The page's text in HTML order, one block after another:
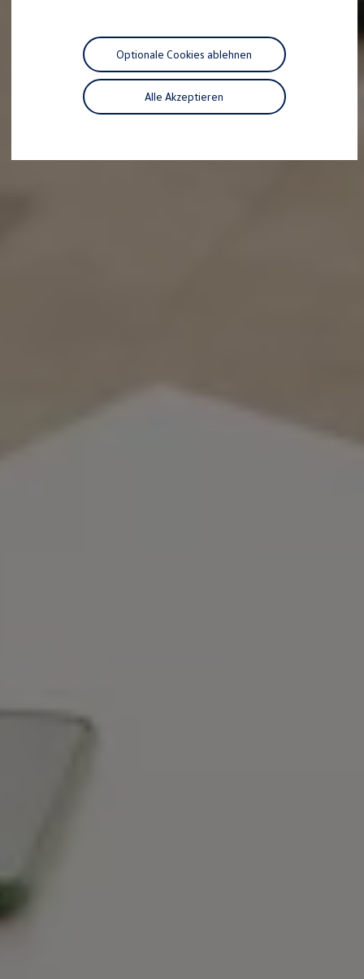
California App
California Lifestyle & Zubehör
Übernachten im California
Unternehmen
Karriere
Nachhaltigkeit
Alle Akzeptieren
Optionale Cookies ablehnen